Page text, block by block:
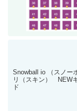
Snowball io （スノー
リ（スキン） NEW
ド